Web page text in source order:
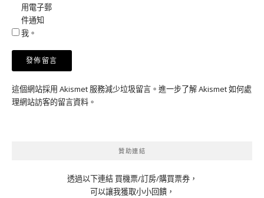
用電子郵
件通知
我。
這個網站採用 Akismet 服務減少垃圾留言。 進一步了解 Akismet 如何處
理網站訪客的留言資料 。
贊助連結
透過以下連結 買機票/訂房/購買票券，
可以讓我獲取小小回饋，